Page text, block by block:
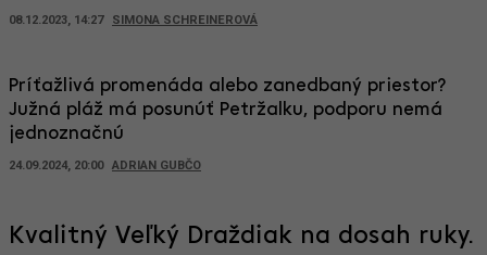
08.12.2023, 14:27 SIMONA SCHREINEROVÁ
Príťažlivá promenáda alebo zanedbaný priestor?
Južná pláž má posunúť Petržalku, podporu nemá
jednoznačnú
24.09.2024, 20:00 ADRIAN GUBČO
Kvalitný Veľký Draždiak na dosah ruky.